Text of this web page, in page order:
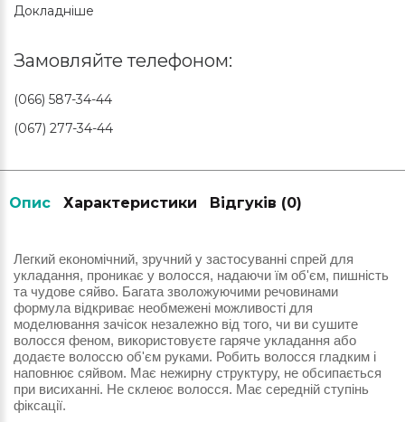
Докладніше
Замовляйте телефоном:
(066) 587-34-44
(067) 277-34-44
Опис Характеристики Відгуків (0)
Легкий економічний, зручний у застосуванні спрей для
укладання, проникає у волосся, надаючи їм об'єм, пишність
та чудове сяйво. Багата зволожуючими речовинами
формула відкриває необмежені можливості для
моделювання зачісок незалежно від того, чи ви сушите
волосся феном, використовуєте гаряче укладання або
додаєте волоссю об'єм руками. Робить волосся гладким і
наповнює сяйвом. Має нежирну структуру, не обсипається
при висиханні. Не склеює волосся. Має середній ступінь
фіксації.